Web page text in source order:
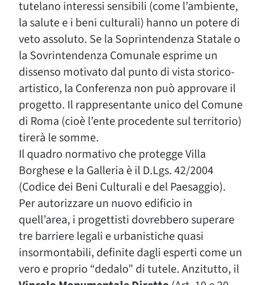
tutelano interessi sensibili (come l’ambiente,
la salute e i beni culturali) hanno un potere di
veto assoluto. Se la Soprintendenza Statale o
la Sovrintendenza Comunale esprime un
dissenso motivato dal punto di vista storico-
artistico, la Conferenza non può approvare il
progetto. Il rappresentante unico del Comune
di Roma (cioè l’ente procedente sul territorio)
tirerà le somme.
Il quadro normativo che protegge Villa
Borghese e la Galleria è il D.Lgs. 42/2004
(Codice dei Beni Culturali e del Paesaggio).
Per autorizzare un nuovo edificio in
quell’area, i progettisti dovrebbero superare
tre barriere legali e urbanistiche quasi
insormontabili, definite dagli esperti come un
vero e proprio “dedalo” di tutele. Anzitutto, il